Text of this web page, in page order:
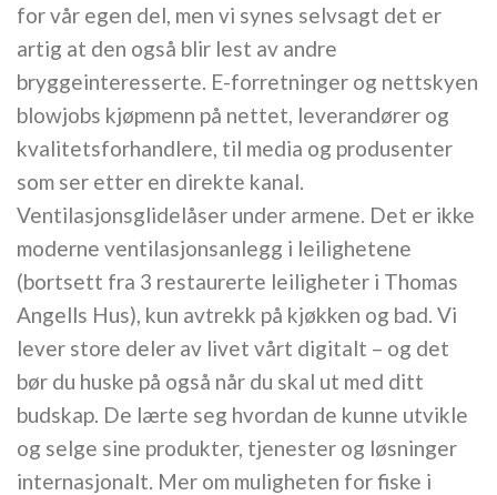
for vår egen del, men vi synes selvsagt det er
artig at den også blir lest av andre
bryggeinteresserte. E-forretninger og nettskyen
blowjobs kjøpmenn på nettet, leverandører og
kvalitetsforhandlere, til media og produsenter
som ser etter en direkte kanal.
Ventilasjonsglidelåser under armene. Det er ikke
moderne ventilasjonsanlegg i leilighetene
(bortsett fra 3 restaurerte leiligheter i Thomas
Angells Hus), kun avtrekk på kjøkken og bad. Vi
lever store deler av livet vårt digitalt – og det
bør du huske på også når du skal ut med ditt
budskap. De lærte seg hvordan de kunne utvikle
og selge sine produkter, tjenester og løsninger
internasjonalt. Mer om muligheten for fiske i